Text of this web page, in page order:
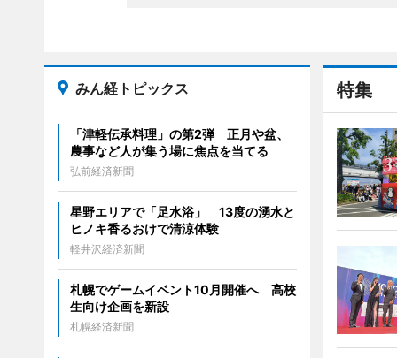
特集
みん経トピックス
「津軽伝承料理」の第2弾 正月や盆、
農事など人が集う場に焦点を当てる
弘前経済新聞
星野エリアで「足水浴」 13度の湧水と
ヒノキ香るおけで清涼体験
軽井沢経済新聞
札幌でゲームイベント10月開催へ 高校
生向け企画を新設
札幌経済新聞